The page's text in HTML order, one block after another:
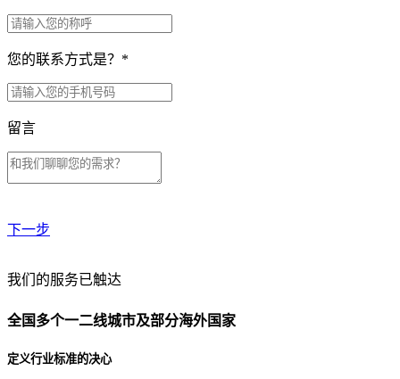
您的联系方式是？ *
留言
下一步
贵公司预算范围是？
贵公司的团队规模是？
我们的服务已触达
全国多个一二线城市及部分海外国家
定义行业标准的决心